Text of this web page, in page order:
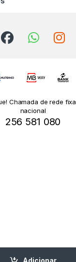
Adicionar
Chamada de rede fixa
nacional
256 581 080